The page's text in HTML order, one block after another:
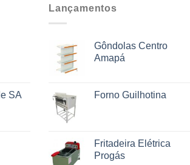
SA
Lançamentos
Gôndolas Centro
Amapá
Forno Guilhotina
Fritadeira Elétrica
Progás